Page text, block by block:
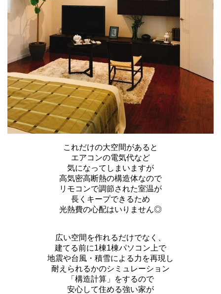
これだけの大空間があると
エアコンの電気代など
気になってしまいますが
高気密高断熱の構造体なので
リモコンで調節された室温が
長くキープできるため
光熱費の心配はいりません◎
広い空間を作れるだけでなく、
建てる前に1棟1棟パソコン上で
地震や台風・積雪による力を再現し
耐えられるかのシミュレーション
「構造計算」をするので
安心して住める強い家が